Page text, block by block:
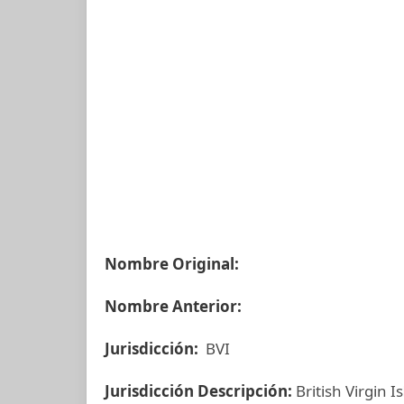
Nombre Original:
Nombre Anterior:
Jurisdicción: BVI
Jurisdicción Descripción: British Virgin